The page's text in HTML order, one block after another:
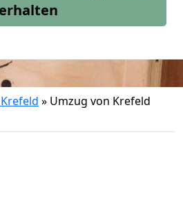
erhalten
» Umzug von Krefeld